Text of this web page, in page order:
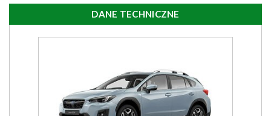
DANE TECHNICZNE